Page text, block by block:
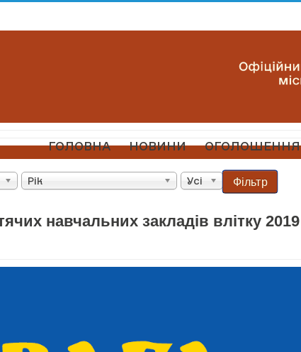
ГОЛОВНА НОВИНИ ОГОЛОШЕННЯ
Рік Усі Фільтр
навчальних закладів влітку 2019